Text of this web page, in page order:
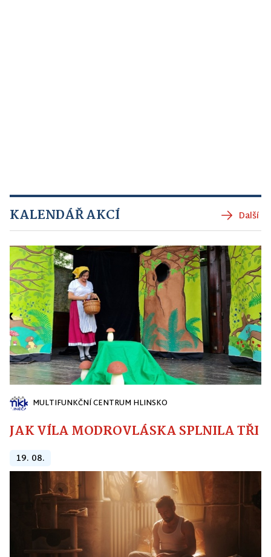
KALENDÁŘ AKCÍ Další
MULTIFUNKČNÍ CENTRUM HLINSKO
JAK VÍLA MODROVLÁSKA SPLNILA
19. 08.